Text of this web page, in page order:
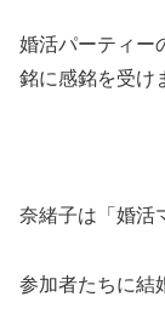
婚活パーティー
銘に感銘を受け
奈緒子は「婚活
参加者たちに結